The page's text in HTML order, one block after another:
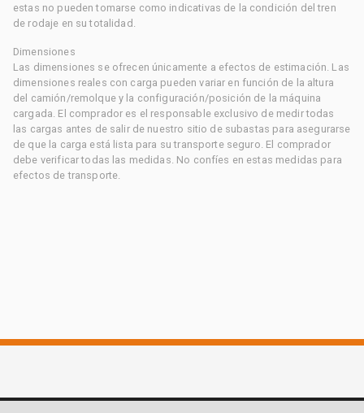
estas no pueden tomarse como indicativas de la condición del tren
de rodaje en su totalidad.
Dimensiones
Las dimensiones se ofrecen únicamente a efectos de estimación. Las
dimensiones reales con carga pueden variar en función de la altura
del camión/remolque y la configuración/posición de la máquina
cargada. El comprador es el responsable exclusivo de medir todas
las cargas antes de salir de nuestro sitio de subastas para asegurarse
de que la carga está lista para su transporte seguro. El comprador
debe verificar todas las medidas. No confíes en estas medidas para
efectos de transporte.